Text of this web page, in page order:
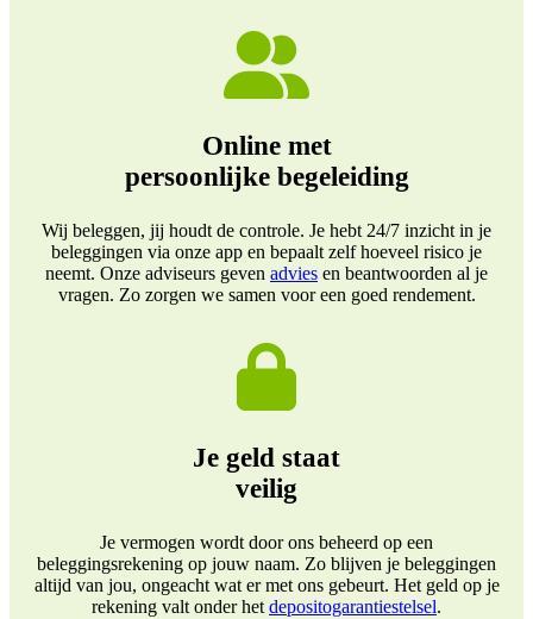
Online met
persoonlijke begeleiding
Wij beleggen, jij houdt de controle. Je hebt 24/7 inzicht in je
beleggingen via onze app en bepaalt zelf hoeveel risico je
neemt. Onze adviseurs geven advies en beantwoorden al je
vragen. Zo zorgen we samen voor een goed rendement.
Je geld staat
veilig
Je vermogen wordt door ons beheerd op een
beleggingsrekening op jouw naam. Zo blijven je beleggingen
altijd van jou, ongeacht wat er met ons gebeurt. Het geld op je
rekening valt onder het depositogarantiestelsel.